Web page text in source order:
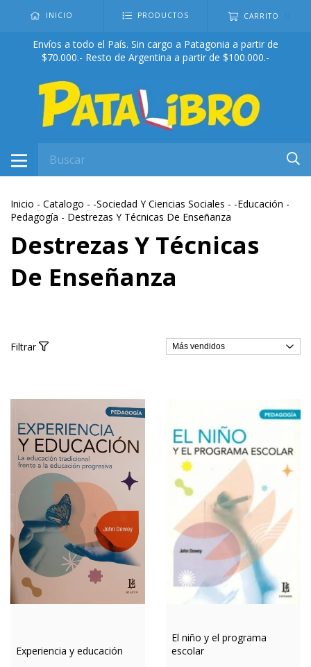
INICIO PRODUCTOS CARRITO
Envíos a todo el País. Sin cargo a Patagonia a partir de
$70.000.- Resto de Argentina a partir de $100.000.-
Inicio - Catalogo - -Sociedad Y Ciencias Sociales - -Educación -
Pedagogía - Destrezas Y Técnicas De Enseñanza
Destrezas Y Técnicas
De Enseñanza
Filtrar
Experiencia y educación
El niño y el programa
escolar